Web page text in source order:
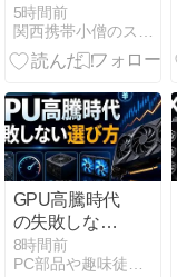
ク】moto g37
一括1円＋1.5
万円CB
Fold8・Z Flip8
1.5万円CB＋
最大3万円相
当還元 対象機
種は事務手数
料無料
5時間前
GPU高騰時代
の失敗しない
選び方｜
VRAM・電
8時間前
PC部品や趣味徒然blog